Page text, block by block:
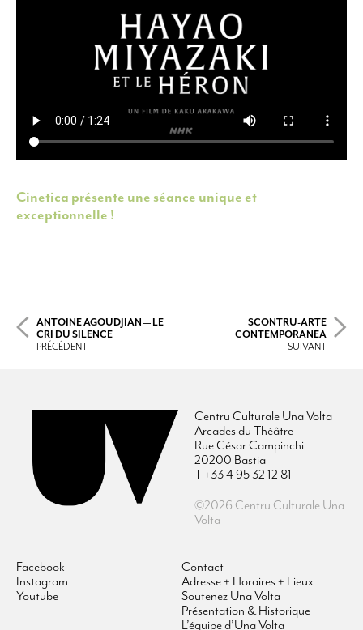
Cinetica présente une séance unique et
exceptionnelle !
ANTOINE AGOUDJIAN — LE
CRI DU SILENCE
PRÉCÉDENT
SCONTRU-ARTE
CONTEMPORANEA
SUIVANT
Centru Culturale Una Volta
Arcades du Théâtre
Rue César Campinchi
20200 Bastia
T +33 4 95 32 12 81
©2026 Centru Culturale Una
Volta
Facebook
Instagram
Youtube
Contact
Adresse + Horaires + Lieux
Soutenez Una Volta
Présentation & Historique
L’équipe d’Una Volta